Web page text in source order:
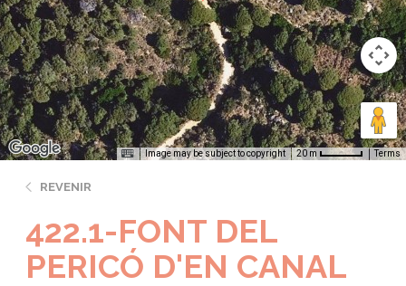
Image may be subject to copyright 20 m Terms
REVENIR
422.1-FONT DEL
PERICÓ D'EN CANAL